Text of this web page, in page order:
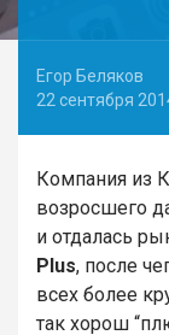
Егор Беляков
22 сентября
Компания из
возросшего
и отдалась
Plus, после
всех более
так хорош